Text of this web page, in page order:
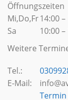
Öffnungszeiten
Mi,Do,Fr
Sa
14:00
10:00
Weitere
Tel.:
E-Mail: